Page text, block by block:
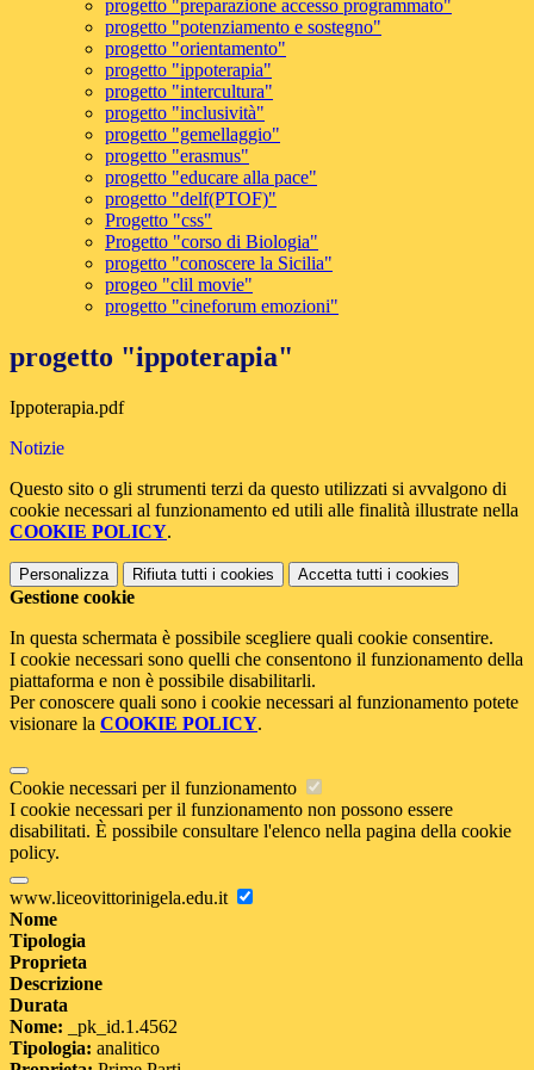
progetto "preparazione accesso programmato"
progetto "potenziamento e sostegno"
progetto "orientamento"
progetto "ippoterapia"
progetto "intercultura"
progetto "inclusività"
progetto "gemellaggio"
progetto "erasmus"
progetto "educare alla pace"
progetto "delf(PTOF)"
Progetto "css"
Progetto "corso di Biologia"
progetto "conoscere la Sicilia"
progeo "clil movie"
progetto "cineforum emozioni"
progetto "ippoterapia"
Ippoterapia.pdf
Notizie
Questo sito o gli strumenti terzi da questo utilizzati si avvalgono di
cookie necessari al funzionamento ed utili alle finalità illustrate nella
COOKIE POLICY.
Personalizza Rifiuta tutti i cookies Accetta tutti i cookies
Gestione cookie
In questa schermata è possibile scegliere quali cookie consentire.
I cookie necessari sono quelli che consentono il funzionamento della
piattaforma e non è possibile disabilitarli.
Per conoscere quali sono i cookie necessari al funzionamento potete
visionare la COOKIE POLICY.
Cookie necessari per il funzionamento
I cookie necessari per il funzionamento non possono essere
disabilitati. È possibile consultare l'elenco nella pagina della cookie
policy.
www.liceovittorinigela.edu.it
Nome
Tipologia
Proprieta
Descrizione
Durata
Nome: _pk_id.1.4562
Tipologia: analitico